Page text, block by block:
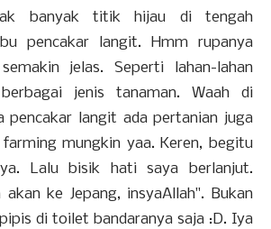
banyak titik hijau di tengah
pencakar langit. Hmm rupanya
jelas. Seperti lahan-lahan
jenis tanaman. Waah di
pencakar langit ada pertanian juga
mungkin yaa. Keren, begitu
Lalu bisik hati saya berlanjut.
ke Jepang, insyaAllah". Bukan
di toilet bandaranya saja :D. Iya